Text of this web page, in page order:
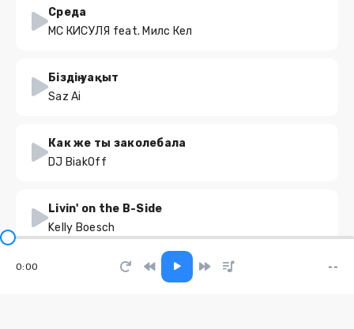
Среда
МС КИСУЛЯ feat. Милс Кел
Біздің уақыт
Saz Ai
Как же ты заколебала
DJ BiakOff
Livin' on the B-Side
Kelly Boesch
Я слишком сильная
0:00 --